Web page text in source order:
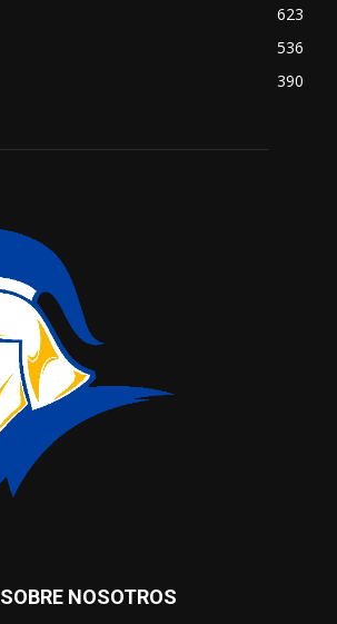
623
536
390
SOBRE NOSOTROS